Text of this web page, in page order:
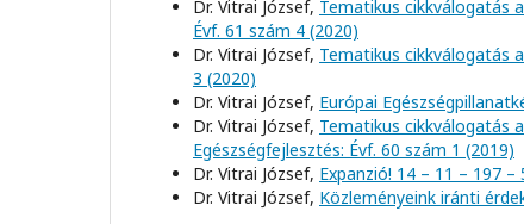
Dr. Vitrai József, Tematikus cikkválogatás
Évf. 61 szám 4 (2020)
Dr. Vitrai József, Tematikus cikkválogatás
3 (2020)
Dr. Vitrai József, Európai
Dr. Vitrai József, Tematikus cikkválogatás
Egészségfejlesztés: Évf. 60 szám 1 (2019)
Dr. Vitrai József, Expanzió! 14 – 11 – 197 –
Dr. Vitrai József, Közleményeink iránti